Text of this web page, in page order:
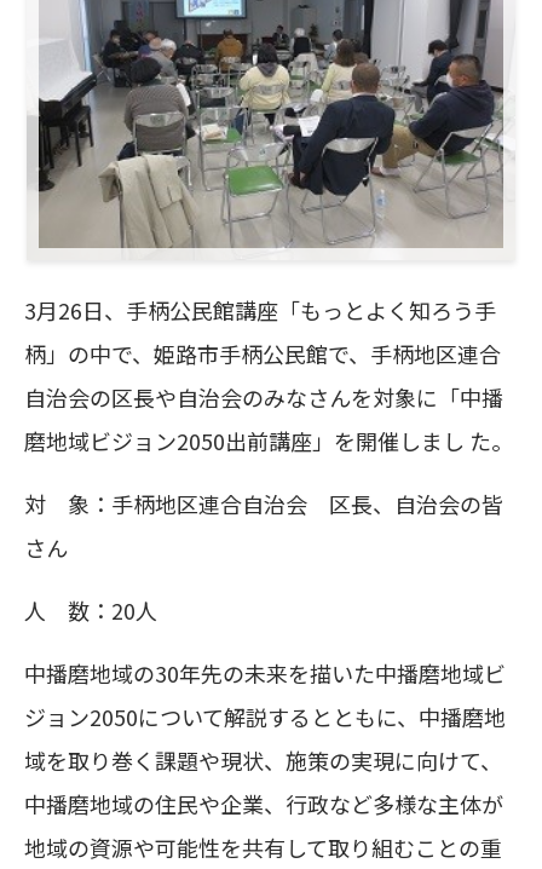
3月26日、手柄公民館講座「もっとよく知ろう手
柄」の中で、姫路市手柄公民館で、手柄地区連合
自治会の区長や自治会のみなさんを対象に「中播
磨地域ビジョン2050出前講座」を開催しまし た。
対 象：手柄地区連合自治会 区長、自治会の皆
さん
人 数：20人
中播磨地域の30年先の未来を描いた中播磨地域ビ
ジョン2050について解説するとともに、中播磨地
域を取り巻く課題や現状、施策の実現に向けて、
中播磨地域の住民や企業、行政など多様な主体が
地域の資源や可能性を共有して取り組むことの重